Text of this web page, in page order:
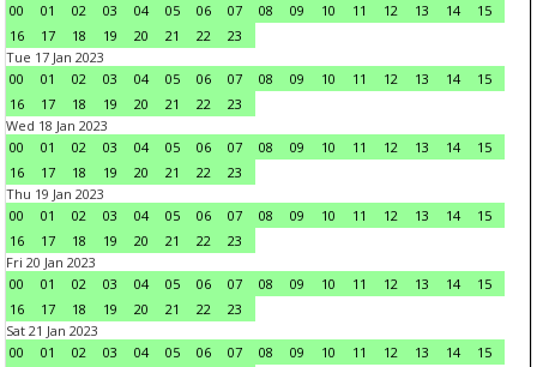
00
01 02 03 04 05 06 07 08 09 10 11 12 13 14
15
16
17 18 19 20 21 22
23
Tue 17 Jan 2023
00
01 02 03 04 05 06 07 08 09 10 11 12 13 14
15
16
17 18 19 20 21 22
23
Wed 18 Jan 2023
00
01 02 03 04 05 06 07 08 09 10 11 12 13 14
15
16
17 18 19 20 21 22
23
Thu 19 Jan 2023
00
01 02 03 04 05 06 07 08 09 10 11 12 13 14
15
16
17 18 19 20 21 22
23
Fri 20 Jan 2023
00
01 02 03 04 05 06 07 08 09 10 11 12 13 14
15
16
17 18 19 20 21 22
23
Sat 21 Jan 2023
00
01 02 03 04 05 06 07 08 09 10 11 12 13 14
15